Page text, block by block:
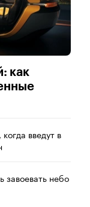
как
введут в
завоевать небо